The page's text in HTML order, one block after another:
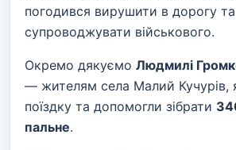
погодився вирушити в дорогу та
супроводжувати військового.
Окремо дякуємо Людмилі
— жителям села Малий Кучурів,
поїздку та допомогли зібрати
пальне.